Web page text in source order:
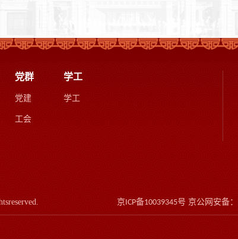
党群
党建
工会
学工
学工
All rightsreserved. 京ICP备10039345号 京公网安备：